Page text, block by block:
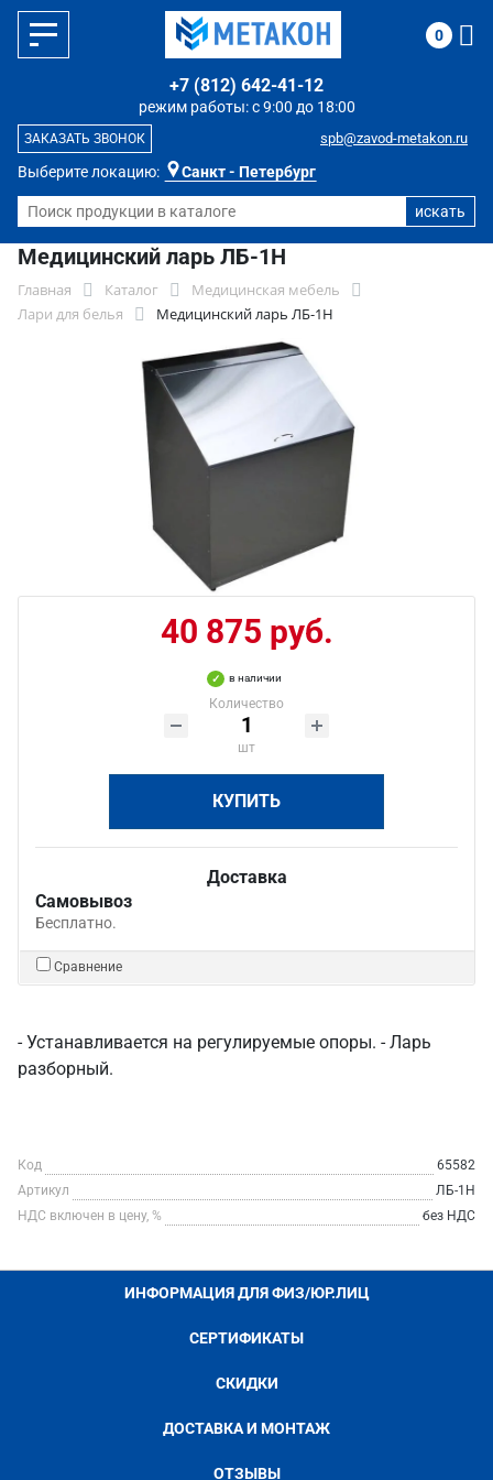
Выберите локацию: Санкт - Петербург
режим работы: с 9:00 до 18:00
+7 (812) 642-41-12
spb@zavod-metakon.ru
ЗАКАЗАТЬ ЗВОНОК
0
Медицинский ларь ЛБ-1Н
Главная Каталог
Медицинская мебель
Лари для белья
Медицинский ларь ЛБ-1Н
40 875 руб.
в наличии
Количество
шт
КУПИТЬ
Доставка
Самовывоз
Бесплатно.
Сравнение
- Устанавливается на регулируемые опоры. - Ларь
разборный.
Код
65582
Артикул
ЛБ-1Н
НДС включен в цену, %
без НДС
ИНФОРМАЦИЯ ДЛЯ ФИЗ/ЮР.ЛИЦ
СЕРТИФИКАТЫ
СКИДКИ
ДОСТАВКА И МОНТАЖ
ОТЗЫВЫ